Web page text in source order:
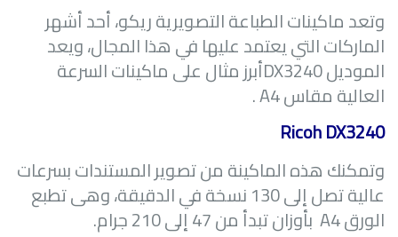
وتعد ماكينات الطباعة التصويرية ريكو، أحد أشهر
الماركات التي يعتمد عليها في هذا المجال، ويعد
الموديلDX3240أبرز مثال على ماكينات السرعة
العالية مقاسA4
.
Ricoh DX3240
وتمكنك هذه الماكينة من تصوير المستندات بسرعات
عالية تصل إلى 130 نسخة في الدقيقة، وهى تطبع
الورق A4 بأوزان تبدأ من 47 إلى 210 جرام.